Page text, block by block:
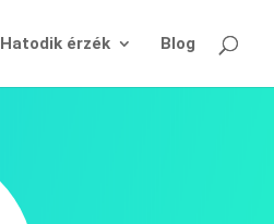
Hatodik érzék Blog